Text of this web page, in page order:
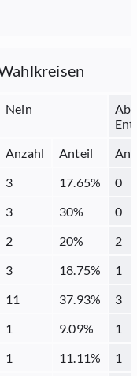
Nein
Anzahl Anteil
3 17.65%
0
3 30%
0
2 20%
2
3 18.75%
1
11 37.93%
3
1 9.09%
1
1 11.11%
1